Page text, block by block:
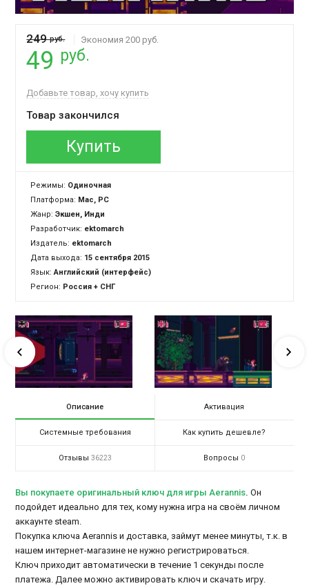
249руб. Экономия 200 руб.
49 руб.
Добавьте товар, хочу купить
Товар закончился
Купить
Режимы: Одиночная
Платформа: Mac, PC
Жанр:Экшен, Инди
Разработчик: ektomarch
Издатель: ektomarch
Дата выхода: 15 сентября 2015
Язык:Английский (интерфейс)
Регион: Россия + СНГ
Описание Активация
Системные требования Как купить дешевле?
Отзывы 36223 Вопросы 0
Вы покупаете оригинальный ключ для игры Aerannis. Он
подойдет идеально для тех, кому нужна игра на своём личном
аккаунте steam.
Покупка ключа Aerannis и доставка, займут менее минуты, т.к. в
нашем интернет-магазине не нужно регистрироваться.
Ключ приходит автоматически в течение 1 секунды после
платежа. Далее можно активировать ключ и скачать игру.